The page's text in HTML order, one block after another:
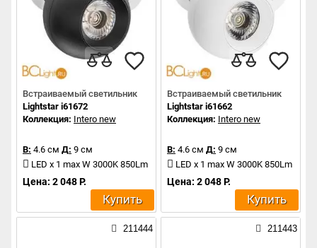
Встраиваемый светильник
Lightstar i61672
Коллекция: Intero new
В: 4.6 см Д: 9 см
LED x 1 max W 3000K 850Lm
Цена: 2 048 Р.
Купить
Встраиваемый светильник
Lightstar i61662
Коллекция: Intero new
В: 4.6 см Д: 9 см
LED x 1 max W 3000K 850Lm
Цена: 2 048 Р.
Купить
211444 211443